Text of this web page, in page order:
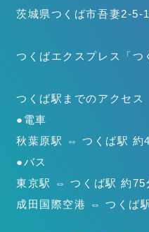
茨城県つくば市吾妻2-5-1
つくばエクスプレス「つ
つくば駅までのアクセス
●電車
秋葉原駅 ⇔ つくば駅 約
●バス
東京駅 ⇔ つくば駅 約75
成田国際空港 ⇔ つくば